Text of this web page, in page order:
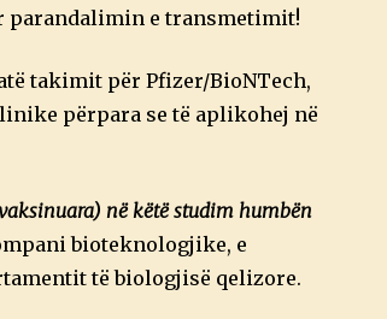
parandalimin e transmetimit!
takimit për Pfizer/BioNTech,
përpara se të aplikohej në
në këtë studim humbën
bioteknologjike, e
të biologjisë qelizore.